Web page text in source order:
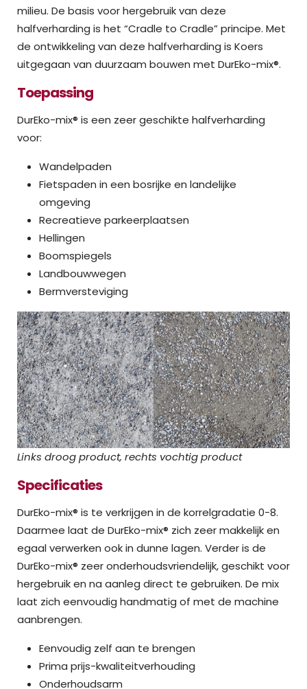
milieu. De basis voor hergebruik van deze
halfverharding is het “Cradle to Cradle” principe. Met
de ontwikkeling van deze halfverharding is Koers
uitgegaan van duurzaam bouwen met DurEko-mix®.
Toepassing
DurEko-mix® is een zeer geschikte halfverharding
voor:
Wandelpaden
Fietspaden in een bosrijke en landelijke
omgeving
Recreatieve parkeerplaatsen
Hellingen
Boomspiegels
Landbouwwegen
Bermversteviging
Links droog product, rechts vochtig product
Specificaties
DurEko-mix® is te verkrijgen in de korrelgradatie 0-8.
Daarmee laat de DurEko-mix® zich zeer makkelijk en
egaal verwerken ook in dunne lagen. Verder is de
DurEko-mix® zeer onderhoudsvriendelijk, geschikt voor
hergebruik en na aanleg direct te gebruiken. De mix
laat zich eenvoudig handmatig of met de machine
aanbrengen.
Eenvoudig zelf aan te brengen
Prima prijs-kwaliteitverhouding
Onderhoudsarm